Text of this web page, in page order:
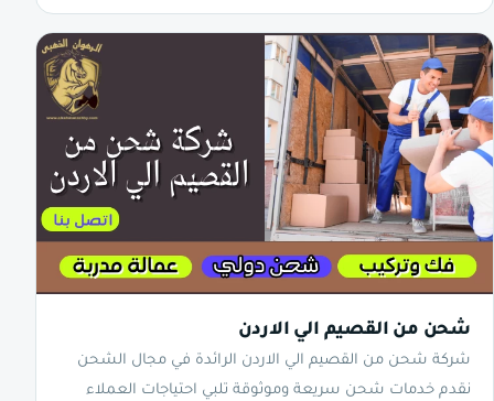
شحن من القصيم الي الاردن
شركة شحن من القصيم الي الاردن الرائدة في مجال الشحن
نقدم خدمات شحن سريعة وموثوقة تلبي احتياجات العملاء